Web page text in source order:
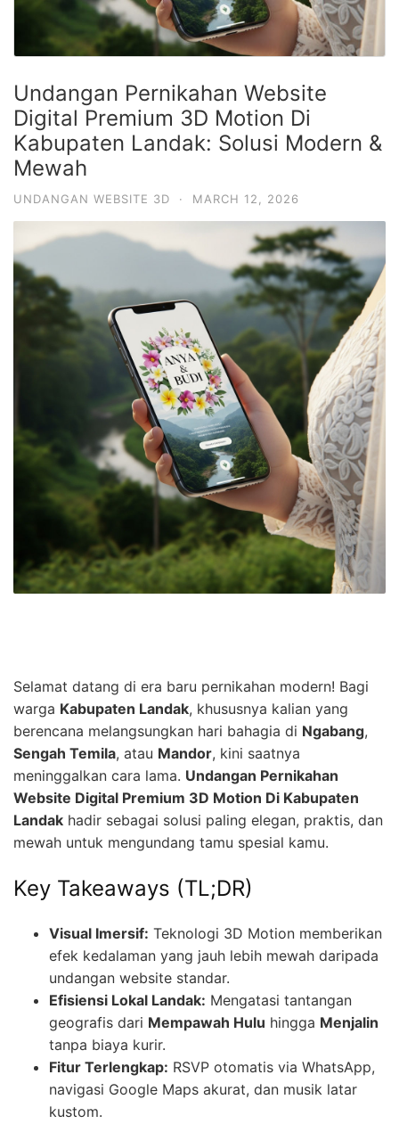
Undangan Pernikahan Website
Digital Premium 3D Motion Di
Kabupaten Landak: Solusi Modern &
Mewah
UNDANGAN WEBSITE 3D · MARCH 12, 2026
Selamat datang di era baru pernikahan modern! Bagi
warga Kabupaten Landak, khususnya kalian yang
berencana melangsungkan hari bahagia di Ngabang,
Sengah Temila, atau Mandor, kini saatnya
meninggalkan cara lama. Undangan Pernikahan
Website Digital Premium 3D Motion Di Kabupaten
Landak hadir sebagai solusi paling elegan, praktis, dan
mewah untuk mengundang tamu spesial kamu.
Key Takeaways (TL;DR)
Visual Imersif: Teknologi 3D Motion memberikan
efek kedalaman yang jauh lebih mewah daripada
undangan website standar.
Efisiensi Lokal Landak: Mengatasi tantangan
geografis dari Mempawah Hulu hingga Menjalin
tanpa biaya kurir.
Fitur Terlengkap: RSVP otomatis via WhatsApp,
navigasi Google Maps akurat, dan musik latar
kustom.